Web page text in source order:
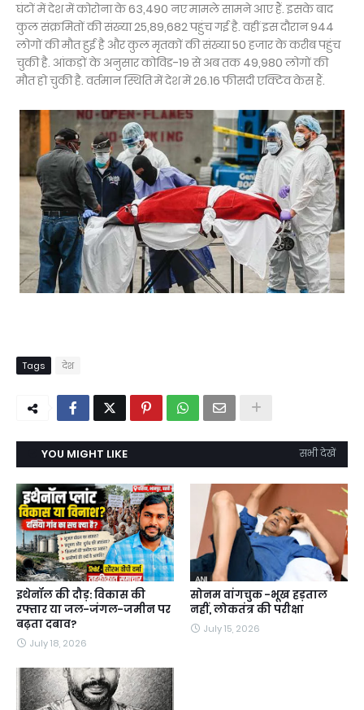
घंटों में देश में कोरोना के 63,490 नए मामले सामने आए हैं. इसके बाद
कुल संक्रमितों की संख्या 25,89,682 पहुंच गई है. वहीं इस दौरान 944
लोगों की मौत हुई है और कुल मृतकों की संख्या 50 हजार के करीब पहुंच
चुकी है. आंकड़ों के अनुसार कोविड-19 से अब तक 49,980 लोगों की
मौत हो चुकी है. वर्तमान स्थिति में देश में 26.16 फीसदी एक्टिव केस हैं.
Tags देश
YOU MIGHT LIKE सभी देखें
इथेनॉल की दौड़: विकास की
रफ्तार या जल-जंगल-जमीन पर
बढ़ता दबाव?
July 18, 2026
सोनम वांगचुक -भूख हड़ताल
नहीं, लोकतंत्र की परीक्षा
July 15, 2026